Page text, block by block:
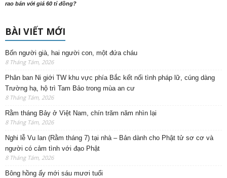
rao bán với giá 60 tỉ đồng?
BÀI VIẾT MỚI
Bốn người già, hai người con, một đứa cháu
8 Tháng Tám, 2026
Phân ban Ni giới TW khu vực phía Bắc kết nối tình pháp lữ, cúng dàng
Trường hạ, hộ trì Tam Bảo trong mùa an cư
8 Tháng Tám, 2026
Rằm tháng Bảy ở Việt Nam, chín trăm năm nhìn lại
8 Tháng Tám, 2026
Nghi lễ Vu lan (Rằm tháng 7) tại nhà – Bản dành cho Phật tử sơ cơ và
người có cảm tình với đạo Phật
8 Tháng Tám, 2026
Bông hồng ấy mới sáu mươi tuổi